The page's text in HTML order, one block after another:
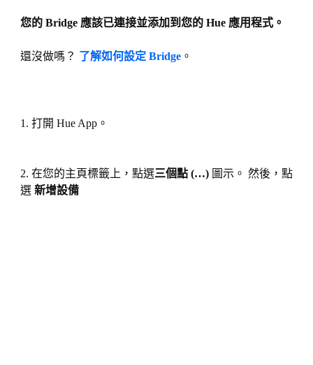
您的 Bridge 應該已連接並添加到您的 Hue 應用程式。
還沒做嗎？ 了解如何設定 Bridge。
1. 打開 Hue App。
2. 在您的主頁標籤上，點選三個點 (…)圖示。 然後，點
選 新增設備